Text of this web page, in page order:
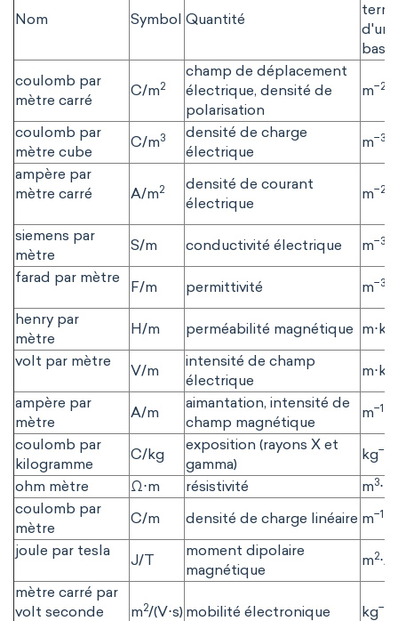
Nom Symbol Quantité
base
coulomb par
mètre carré
C/m2
champ de déplacement
électrique, densité de
polarisation
m−2
coulomb par
mètre cube
C/m3
densité de charge
électrique
m−3
ampère par
mètre carré
A/m2
densité de courant
électrique
m−2
siemens par
mètre
S/m conductivité électrique m−3
farad par mètre
F/m permittivité m−3
henry par
mètre
H/m perméabilité magnétique
volt par mètre
V/m
intensité de champ
électrique
ampère par
mètre
A/m
aimantation, intensité de
champ magnétique
m−1
coulomb par
kilogramme
C/kg
exposition (rayons X et
gamma)
kg−1
ohm mètre
Ω⋅m résistivité m3
coulomb par
mètre
C/m densité de charge linéaire m−1
joule par tesla
J/T
moment dipolaire
magnétique
m2⋅A
mètre carré par
volt seconde
m2/(V⋅s) mobilité électronique kg−1